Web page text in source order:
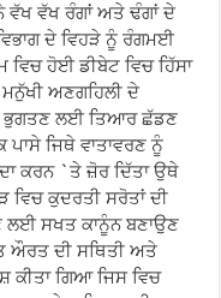
ਵੱਖ ਵੱਖ ਰੰਗਾਂ ਅਤੇ ਢੰਗਾਂ ਦੇ
ਦੇ ਵਿਹੜੇ ਨੂੰ ਰੰਗਮਈ
ਹੋਈ ਡੀਬੇਟ ਵਿਚ ਹਿੱਸਾ
ਅਣਗਹਿਲੀ ਦੇ
ਲਈ ਤਿਆਰ ਛੱਡਣ
ਜਿਥੇ ਵਾਤਾਵਰਣ ਨੂੰ
ਕਰਨ `ਤੇ ਜ਼ੋਰ ਦਿੱਤਾ ਉਥੇ
ਵਿਚ ਕੁਦਰਤੀ ਸਰੋਤਾਂ ਦੀ
ਲਈ ਸਖਤ ਕਾਨੂੰਨ ਬਣਾਉਣ
ਔਰਤ ਦੀ ਸਥਿਤੀ ਅਤੇ
ਕੀਤਾ ਗਿਆ ਜਿਸ ਵਿਚ